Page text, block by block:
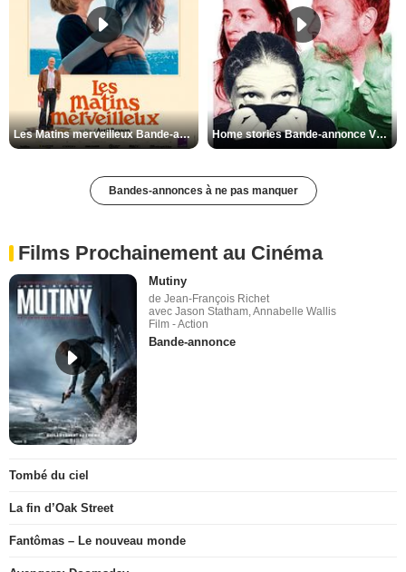
Les Matins merveilleux Bande-annonce VF Home stories Bande-annonce VO STFR
Bandes-annonces à ne pas manquer
Films Prochainement au Cinéma
Mutiny
de Jean-François Richet
avec Jason Statham, Annabelle Wallis
Film - Action
Bande-annonce
Tombé du ciel
La fin d’Oak Street
Fantômas – Le nouveau monde